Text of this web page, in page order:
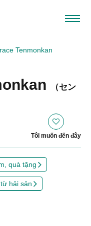
Tenmonkan
（セン
Tôi muốn đến đây
quà tặng
hải sản